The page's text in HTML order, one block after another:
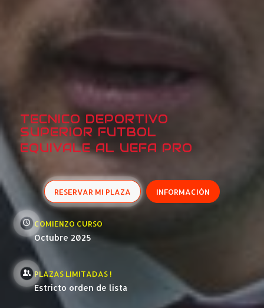
TECNICO DEPORTIVO
SUPERIOR FUTBOL
EQUIVALE AL UEFA PRO
RESERVAR MI PLAZA INFORMACIÓN
COMIENZO CURSO
Octubre 2025
PLAZAS LIMITADAS !
Estricto orden de lista